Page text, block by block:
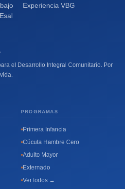
Experiencia VBG
Esal
el Desarrollo Integral Comunitario. Por
PROGRAMAS
Primera Infancia
Cúcuta Hambre Cero
Adulto Mayor
Externado
Ver todos →